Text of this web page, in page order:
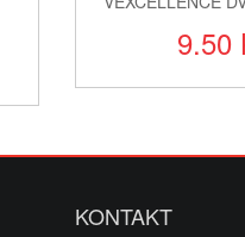
9.50
KONTAKT